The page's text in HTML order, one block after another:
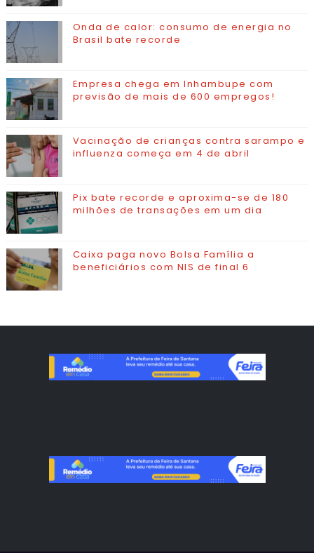
Onda de calor: consumo de energia no
Brasil bate recorde
Empresa chega em Inhambupe com
previsão de mais de 600 empregos!
Vacinação de crianças contra sarampo e
influenza começa em 4 de abril
Pix bate recorde e aproxima-se de 180
milhões de transações em um dia
Caixa paga novo Bolsa Família a
beneficiários com NIS de final 6